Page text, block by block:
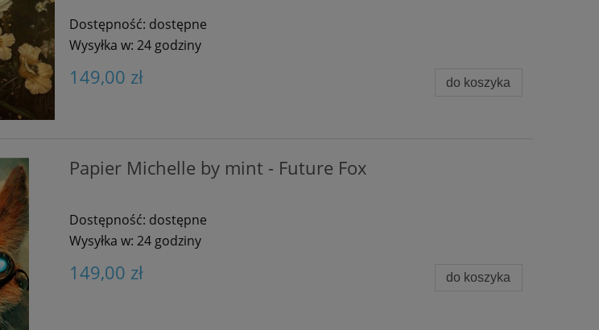
Dostępność: dostępne
Wysyłka w: 24 godziny
149,00 zł do koszyka
Papier Michelle by mint - Future Fox
Dostępność: dostępne
Wysyłka w: 24 godziny
149,00 zł do koszyka